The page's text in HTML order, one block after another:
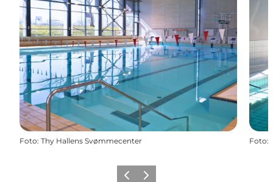
Foto: Thy Hallens Svømmecenter Foto:
ZurückWeiter